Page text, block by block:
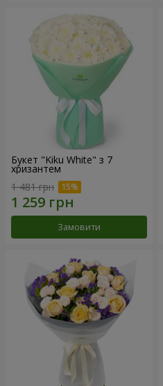
Букет "Kiku White" з 7
хризантем
1 481 грн
Замовити